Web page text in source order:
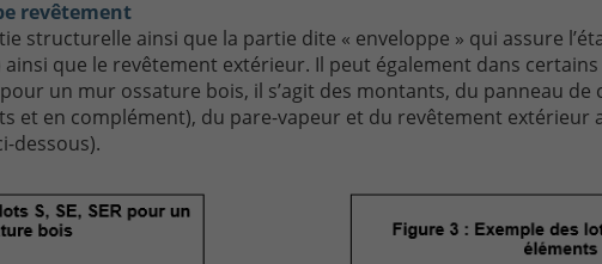
revêtement
structurelle ainsi que la partie dite « enveloppe » qui assure
que le revêtement extérieur. Il peut également dans
un mur ossature bois, il s’agit des montants, du panneau
et en complément), du pare-vapeur et du revêtement extérieur
dessous).